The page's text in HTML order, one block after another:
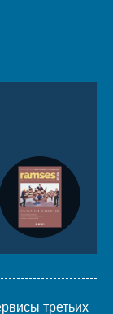
третьих